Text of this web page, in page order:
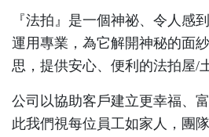
『法拍』是一個神祕、令人感
運用專業，為它解開神秘的面
思，提供安心、便利的法拍屋/
公司以協助客戶建立更幸福、
此我們視每位員工如家人，團